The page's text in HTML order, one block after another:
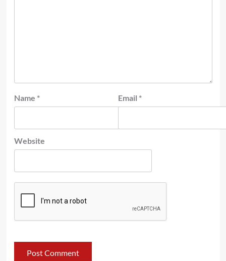
Name * Email *
Website